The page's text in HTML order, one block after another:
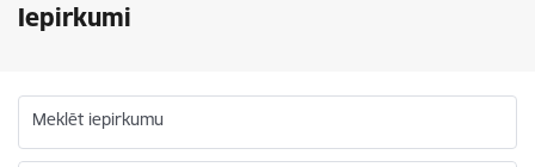
Iepirkumi
Meklēt iepirkumu